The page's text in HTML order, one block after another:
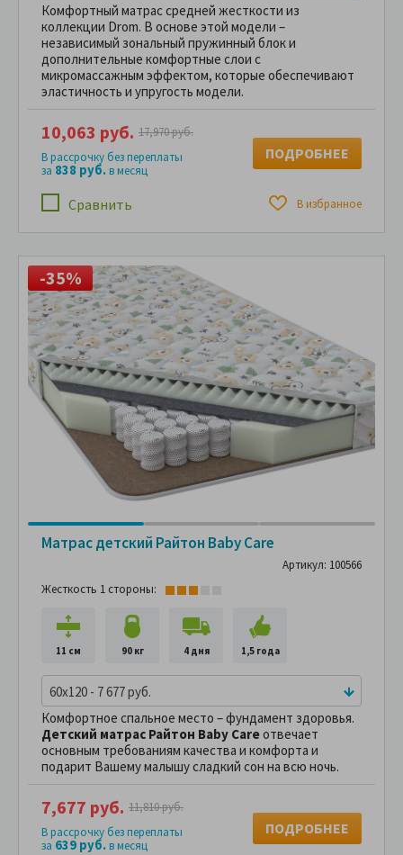
Комфортный матрас средней жесткости из
коллекции Drom. В основе этой модели –
независимый зональный пружинный блок и
дополнительные комфортные слои с
микромассажным эффектом, которые обеспечивают
эластичность и упругость модели.
Сравнить В избранное
10,063 руб. 17,970 руб.
В рассрочку без переплаты
за 838 руб.в месяц
ПОДРОБНЕЕ
-35%
Матрас детский Райтон Baby Care
Артикул: 100566
Жесткость 1 стороны:
11 см 90 кг 4 дня 1,5 года
60x120 - 7 677 руб.
Комфортное спальное место – фундамент здоровья.
Детский матрас Райтон Baby Careотвечает
основным требованиям качества и комфорта и
подарит Вашему малышу сладкий сон на всю ночь.
7,677 руб. 11,810 руб.
В рассрочку без переплаты
за 639 руб.в месяц
ПОДРОБНЕЕ